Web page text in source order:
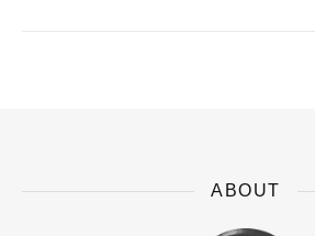
ABOUT